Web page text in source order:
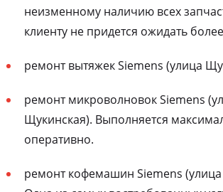
неизменному наличию всех
клиенту не придется ожидать
ремонт вытяжек Siemens (улица
ремонт микроволновок Siemens
Щукинская). Выполняется
оперативно.
ремонт кофемашин Siemens